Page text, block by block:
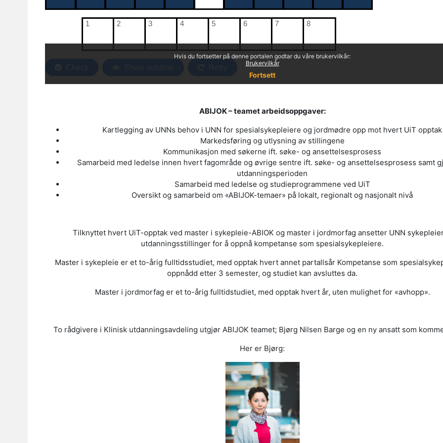
ABIJOK – teamet arbeidsoppgaver:
Kartlegging av UNNs behov i UNN for spesialsykepleiere og jordmødre opp mot hvert UiT opptak
Markedsføring og utlysning av stillingene
Kommunikasjon med søkerne ift. søke- og ansettelsesprosess
Samarbeid med ledelse innen hvert fagområde og øvrige sentre ift. søke- og ansettelsesprosess samt
utdanningsperioden
Samarbeid med ledelse og studieprogrammene ved UiT
Oversikt og samarbeid om «ABIJOK-temaer» på lokalt, regionalt og nasjonalt nivå
Tilknyttet hvert UiT-opptak ved master i sykepleie-ABIOK og master i jordmorfag ansetter UNN
utdanningsstillinger for å oppnå kompetanse som spesialsykepleiere.
Master i sykepleie er et to-årig fulltidsstudiet, med opptak hvert annet partallsår Kompetanse som
oppnådd etter 3 semester, og studiet kan avsluttes da.
Master i jordmorfag er et to-årig fulltidstudiet, med opptak hvert år, uten mulighet for «avhopp».
To rådgivere i Klinisk utdanningsavdeling utgjør ABIJOK teamet; Bjørg Nilsen Barge og en ny ansatt som
Her er Bjørg: